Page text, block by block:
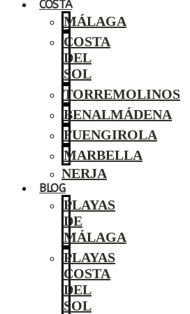
COSTA
MÁLAGA
COSTA
DEL
SOL
TORREMOLINOS
BENALMÁDENA
FUENGIROLA
MARBELLA
NERJA
BLOG
PLAYAS
DE
MÁLAGA
PLAYAS
COSTA
DEL
SOL